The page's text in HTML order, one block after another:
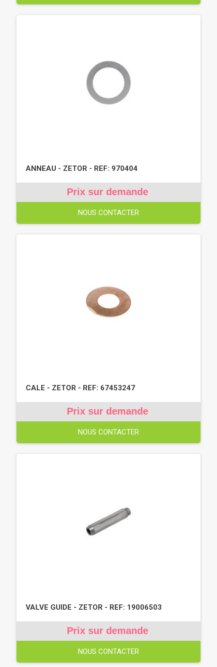
ANNEAU - ZETOR - REF: 970404
Prix sur demande
NOUS CONTACTER
CALE - ZETOR - REF: 67453247
Prix sur demande
NOUS CONTACTER
VALVE GUIDE - ZETOR - REF: 19006503
Prix sur demande
NOUS CONTACTER